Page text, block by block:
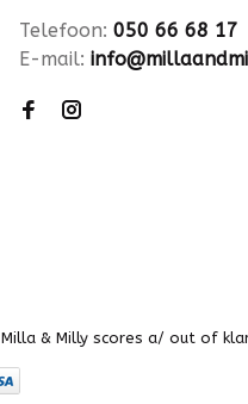
Telefoon: 050 66 68 17
E-mail:
Milla & Milly scores a/ out of